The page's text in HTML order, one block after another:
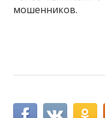
мошенников.